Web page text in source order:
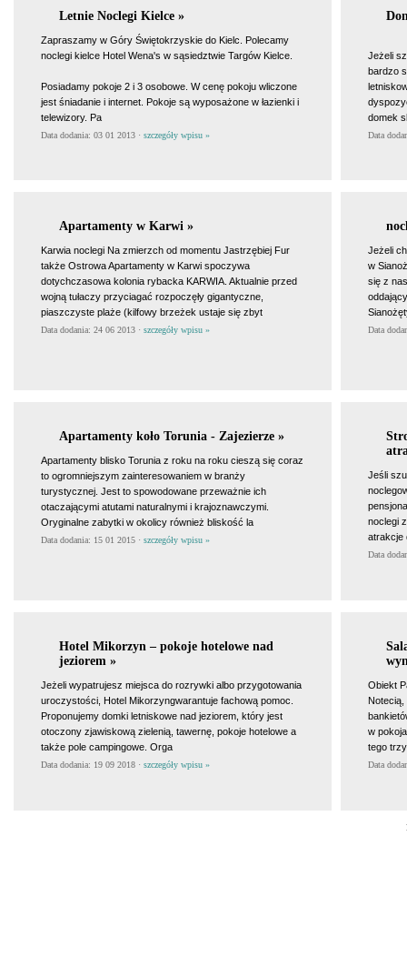
Letnie Noclegi Kielce »
Zapraszamy w Góry Świętokrzyskie do Kielc. Polecamy
noclegi kielce Hotel Wena's w sąsiedztwie Targów Kielce.
Posiadamy pokoje 2 i 3 osobowe. W cenę pokoju wliczone
jest śniadanie i internet. Pokoje są wyposażone w łazienki i
telewizory. Pa
Data dodania: 03 01 2013 · szczegóły wpisu »
Jeżeli
bardzo
domek
Data
Apartamenty w Karwi »
Karwia noclegi Na zmierzch od momentu Jastrzębiej Fur
także Ostrowa Apartamenty w Karwi spoczywa
dotychczasowa kolonia rybacka KARWIA. Aktualnie przed
wojną tułaczy przyciagać rozpoczęły gigantyczne,
piaszczyste plaże (kilfowy brzeżek ustaje się zbyt
Data dodania: 24 06 2013 · szczegóły wpisu »
Jeżeli
w
się z
Data
Apartamenty koło Torunia - Zajezierze »
Apartamenty blisko Torunia z roku na roku cieszą się coraz
to ogromniejszym zainteresowaniem w branży
turystycznej. Jest to spowodowane przeważnie ich
otaczającymi atutami naturalnymi i krajoznawczymi.
Oryginalne zabytki w okolicy również bliskość la
Data dodania: 15 01 2015 · szczegóły wpisu »
Jeśli
noclegi
atrakcje
Data
Hotel Mikorzyn – pokoje hotelowe nad
jeziorem »
Jeżeli wypatrujesz miejsca do rozrywki albo przygotowania
uroczystości, Hotel Mikorzyngwarantuje fachową pomoc.
Proponujemy domki letniskowe nad jeziorem, który jest
otoczony zjawiskową zielenią, tawernę, pokoje hotelowe a
także pole campingowe. Orga
Data dodania: 19 09 2018 · szczegóły wpisu »
Obiekt
Notecią,
w
tego
Data